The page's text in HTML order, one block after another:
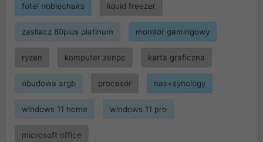
fotel noblechairs liquid freezer
zasilacz 80plus platinum monitor gamingowy
ryzen komputer zenpc karta graficzna
obudowa argb procesor nas+synology
windows 11 home windows 11 pro
microsoft office